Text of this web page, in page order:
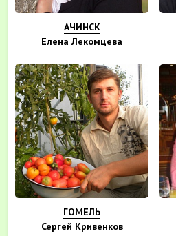
АЧИНСК
Елена Лекомцева
ГОМЕЛЬ
Сергей Кривенков